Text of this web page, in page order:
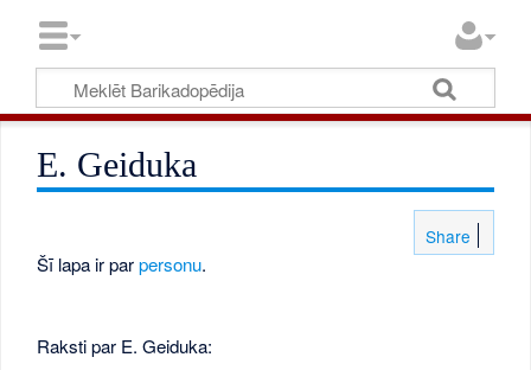
E. Geiduka
Share
Šī lapa ir parpersonu.
Raksti par E. Geiduka: